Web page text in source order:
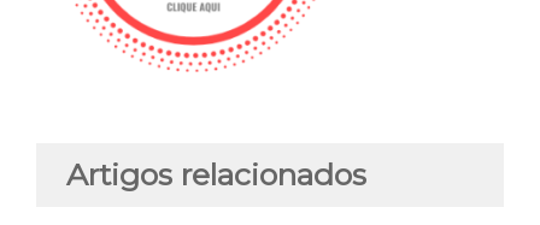
Artigos relacionados